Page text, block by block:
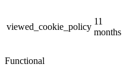
viewed_cookie_policy
11
months
Functional